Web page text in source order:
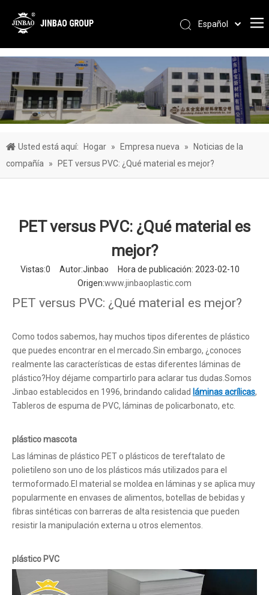
Español
Português
العربية
简体中文
English
Usted está aquí: Hogar » Empresa nueva »
Noticias de la
compañía
» PET versus PVC: ¿Qué material es mejor?
PET versus PVC: ¿Qué material es
mejor?
Vistas:0 Autor:Jinbao Hora de publicación: 2023-02-10
Origen:www.jinbaoplastic.com
PET versus PVC: ¿Qué material es mejor?
Como todos sabemos, hay muchos tipos diferentes de plástico
que puedes encontrar en el mercado.Sin embargo, ¿conoces
realmente las características de estas diferentes láminas de
plástico?Hoy déjame compartirlo para aclarar tus dudas.Somos
Jinbao establecidos en 1996, brindando calidad láminas acrílicas,
Tableros de espuma de PVC, láminas de policarbonato, etc.
plástico mascota
Las láminas de plástico PET o plásticos de tereftalato de
polietileno son uno de los plásticos más utilizados para el
termoformado.El material se moldea en láminas y se aplica muy
popularmente en envases de alimentos, botellas de bebidas y
fibras sintéticas con barreras de alta resistencia que pueden
resistir la manipulación externa u otros elementos.
plástico PVC